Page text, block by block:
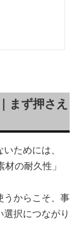
まず押さえ
ためには、
の耐久性」
うからこそ、事
択につながり